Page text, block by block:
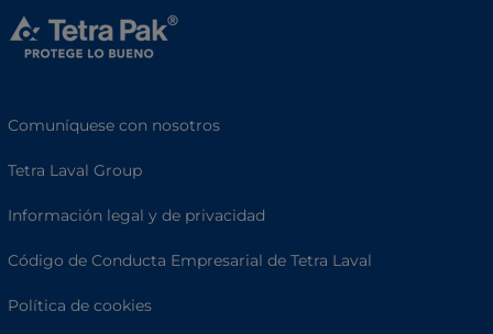
Comuníquese con nosotros
Tetra Laval Group
Información legal y de privacidad
Código de Conducta Empresarial de Tetra Laval
Política de cookies